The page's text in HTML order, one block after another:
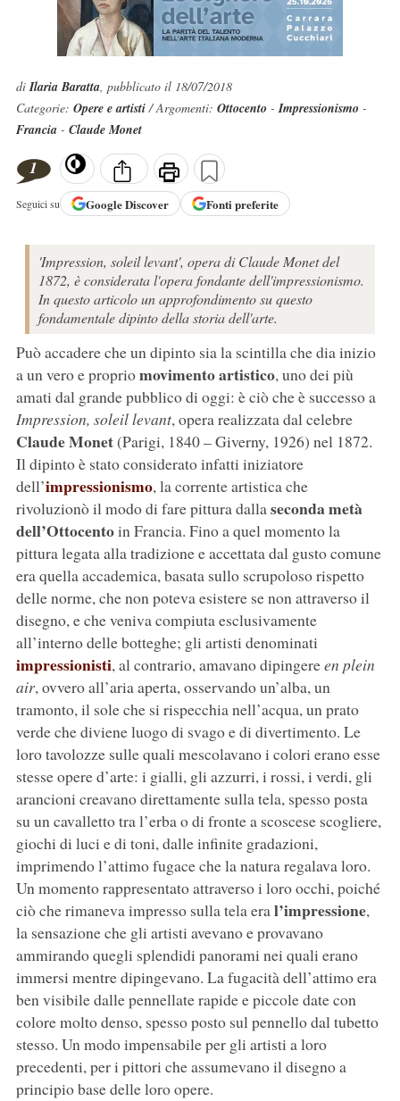
diIlaria Baratta, pubblicato il 18/07/2018
Categorie: Opere e artisti/ Argomenti: Ottocento -Impressionismo -
Francia- Claude Monet
1
Seguici su GoogleDiscover Fonti preferite
'Impression, soleil levant', opera di Claude Monet del
1872, è considerata l'opera fondante dell'impressionismo.
In questo articolo un approfondimento su questo
fondamentale dipinto della storia dell'arte.
Può accadere che un dipinto sia la scintilla che dia inizio
a un vero e propriomovimento artistico, uno dei più
amati dal grande pubblico di oggi: è ciò che è successo a
Impression, soleil levant, opera realizzata dal celebre
Claude Monet(Parigi, 1840 – Giverny, 1926) nel 1872.
Il dipinto è stato considerato infatti iniziatore
dell’impressionismo, la corrente artistica che
rivoluzionò il modo di fare pittura dallaseconda metà
dell’Ottocentoin Francia. Fino a quel momento la
pittura legata alla tradizione e accettata dal gusto comune
era quella accademica, basata sullo scrupoloso rispetto
delle norme, che non poteva esistere se non attraverso il
disegno, e che veniva compiuta esclusivamente
all’interno delle botteghe; gli artisti denominati
impressionisti, al contrario, amavano dipingereen plein
air, ovvero all’aria aperta, osservando un’alba, un
tramonto, il sole che si rispecchia nell’acqua, un prato
verde che diviene luogo di svago e di divertimento. Le
loro tavolozze sulle quali mescolavano i colori erano esse
stesse opere d’arte: i gialli, gli azzurri, i rossi, i verdi, gli
arancioni creavano direttamente sulla tela, spesso posta
su un cavalletto tra l’erba o di fronte a scoscese scogliere,
giochi di luci e di toni, dalle infinite gradazioni,
imprimendo l’attimo fugace che la natura regalava loro.
Un momento rappresentato attraverso i loro occhi, poiché
ciò che rimaneva impresso sulla tela eral’impressione,
la sensazione che gli artisti avevano e provavano
ammirando quegli splendidi panorami nei quali erano
immersi mentre dipingevano. La fugacità dell’attimo era
ben visibile dalle pennellate rapide e piccole date con
colore molto denso, spesso posto sul pennello dal tubetto
stesso. Un modo impensabile per gli artisti a loro
precedenti, per i pittori che assumevano il disegno a
principio base delle loro opere.